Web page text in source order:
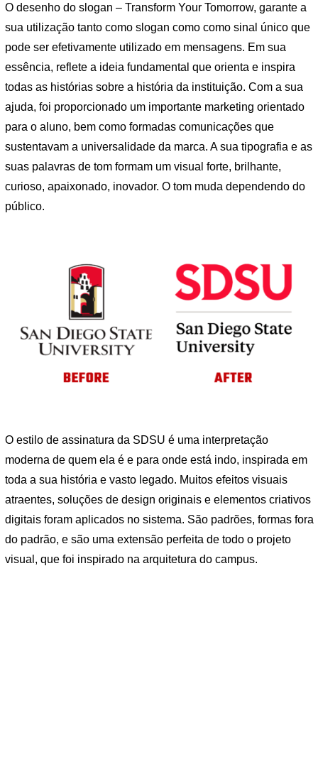
O desenho do slogan – Transform Your Tomorrow, garante a
sua utilização tanto como slogan como como sinal único que
pode ser efetivamente utilizado em mensagens. Em sua
essência, reflete a ideia fundamental que orienta e inspira
todas as histórias sobre a história da instituição. Com a sua
ajuda, foi proporcionado um importante marketing orientado
para o aluno, bem como formadas comunicações que
sustentavam a universalidade da marca. A sua tipografia e as
suas palavras de tom formam um visual forte, brilhante,
curioso, apaixonado, inovador. O tom muda dependendo do
público.
O estilo de assinatura da SDSU é uma interpretação
moderna de quem ela é e para onde está indo, inspirada em
toda a sua história e vasto legado. Muitos efeitos visuais
atraentes, soluções de design originais e elementos criativos
digitais foram aplicados no sistema. São padrões, formas fora
do padrão, e são uma extensão perfeita de todo o projeto
visual, que foi inspirado na arquitetura do campus.